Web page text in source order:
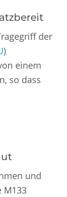
der
)
einem
so dass
und
M133